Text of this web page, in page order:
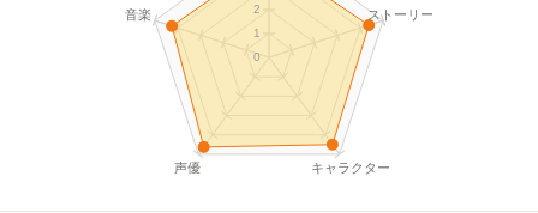
ストーリー
キャラクター
声優
音楽
0
1
2